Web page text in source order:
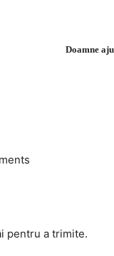
Doamne
pentru a trimite.